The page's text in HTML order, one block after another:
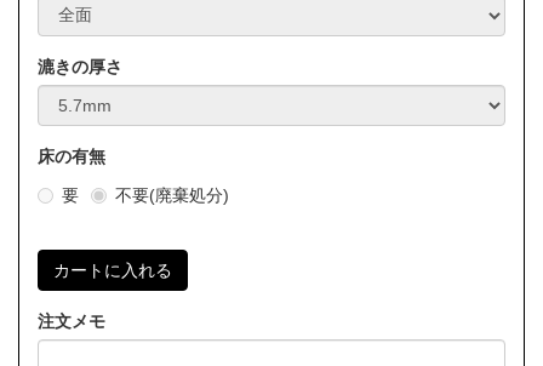
漉きの厚さ
床の有無
要
不要(廃棄処分)
注文メモ